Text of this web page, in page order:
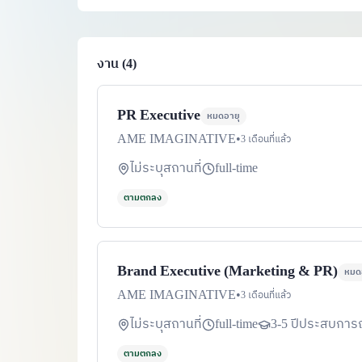
งาน (4)
PR Executive หมดอายุ
AME IMAGINATIVE•3 เดือนที่แล้ว
ไม่ระบุสถานที่ full-time
ตามตกลง
Brand Executive (Marketing & PR) หม
AME IMAGINATIVE•3 เดือนที่แล้ว
ไม่ระบุสถานที่ full-time 3-5 ปีประสบกา
ตามตกลง